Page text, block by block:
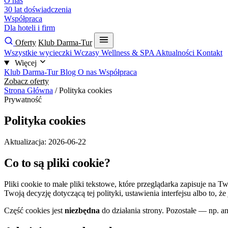
30 lat doświadczenia
Współpraca
Dla hoteli i firm
Oferty Klub Darma-Tur
Wszystkie wycieczki Wczasy Wellness & SPA Aktualności Kontakt
Więcej
Klub Darma-TurBlog O nas Współpraca
Zobacz oferty
Strona Główna / Polityka cookies
Prywatność
Polityka cookies
Aktualizacja: 2026-06-22
Co to są pliki cookie?
Pliki cookie to małe pliki tekstowe, które przeglądarka zapisuje na
Twoją decyzję dotyczącą tej polityki, ustawienia interfejsu albo to,
Część cookies jest niezbędna do działania strony. Pozostałe — np.